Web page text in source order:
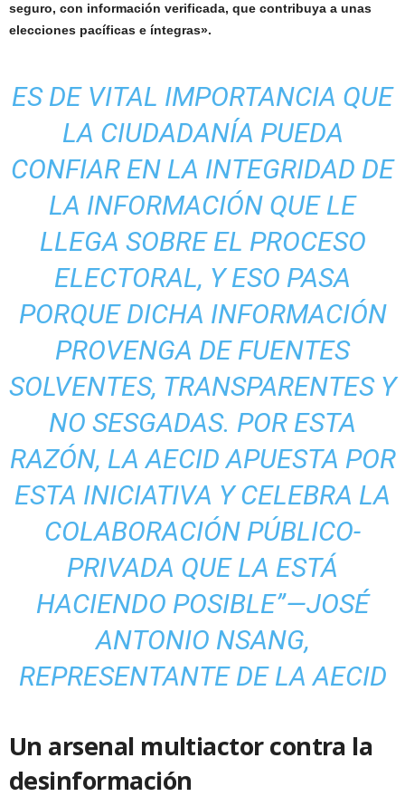
seguro, con información verificada, que contribuya a unas
elecciones pacíficas e íntegras».
ES DE VITAL IMPORTANCIA QUE
LA CIUDADANÍA PUEDA
CONFIAR EN LA INTEGRIDAD DE
LA INFORMACIÓN QUE LE
LLEGA SOBRE EL PROCESO
ELECTORAL, Y ESO PASA
PORQUE DICHA INFORMACIÓN
PROVENGA DE FUENTES
SOLVENTES, TRANSPARENTES Y
NO SESGADAS. POR ESTA
RAZÓN, LA AECID APUESTA POR
ESTA INICIATIVA Y CELEBRA LA
COLABORACIÓN PÚBLICO-
PRIVADA QUE LA ESTÁ
HACIENDO POSIBLE”—JOSÉ
ANTONIO NSANG,
REPRESENTANTE DE LA AECID
Un arsenal multiactor contra la
desinformación